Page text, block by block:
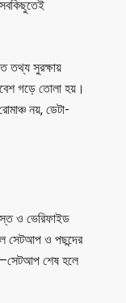
তথ্য সুরক্ষায়
গড়ে তোলা হয়।
নয়, ডেটা-
ও ভেরিফাইড
সেটআপ ও পছন্দের
শেষ হলে